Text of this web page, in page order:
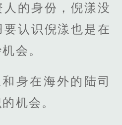
的身份，倪漾没
认识倪漾也是在
会。
身在海外的陆司
机会。